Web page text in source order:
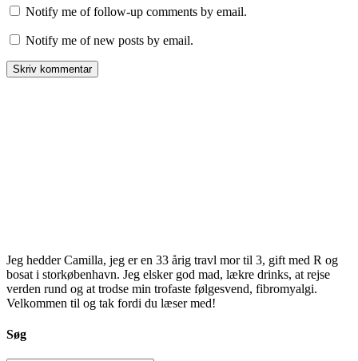
Notify me of follow-up comments by email.
Notify me of new posts by email.
Jeg hedder Camilla, jeg er en 33 årig travl mor til 3, gift med R og
bosat i storkøbenhavn. Jeg elsker god mad, lækre drinks, at rejse
verden rund og at trodse min trofaste følgesvend, fibromyalgi.
Velkommen til og tak fordi du læser med!
Søg